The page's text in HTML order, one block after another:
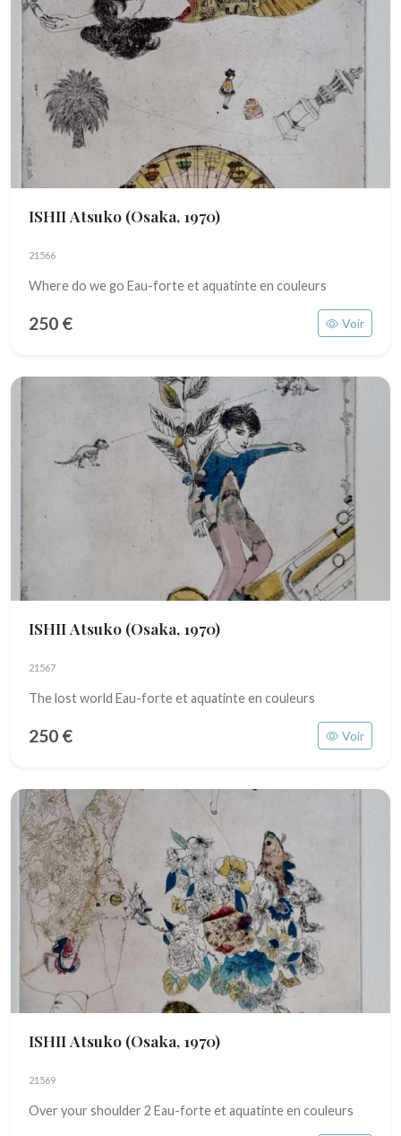
ISHII Atsuko (Osaka, 1970)
21566
Where do we go Eau-forte et aquatinte en couleurs
250 € Voir
ISHII Atsuko (Osaka, 1970)
21567
The lost world Eau-forte et aquatinte en couleurs
250 € Voir
ISHII Atsuko (Osaka, 1970)
21569
Over your shoulder 2 Eau-forte et aquatinte en couleurs